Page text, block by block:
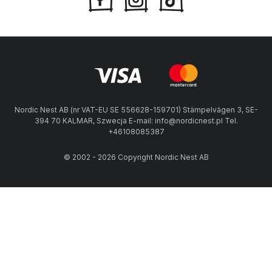
Nordic Nest AB (nr VAT-EU SE 556628-159701) Stämpelvägen 3, SE-
394 70 KALMAR, Szwecja E-mail: info@nordicnest.pl Tel.
+46108085387
© 2002 - 2026 Copyright Nordic Nest AB